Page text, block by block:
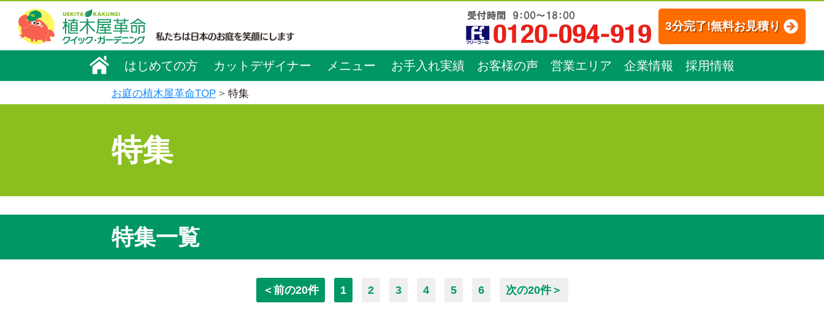
3分完了!無料お見積り
はじめての方 カットデザイナー メニュー お手入れ実績 お客様の声 営業エリア 企業情報 採用情報
お庭の植木屋革命TOP 特集
特集
特集一覧
＜前の20件 1 2 3 4 5 6 次の20件＞